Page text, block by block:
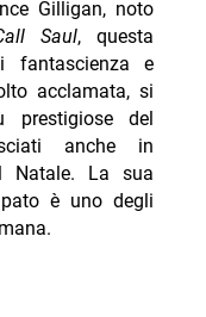
Gilligan, noto
Saul, questa
fantascienza e
acclamata, si
prestigiose del
anche in
Natale. La sua
è uno degli